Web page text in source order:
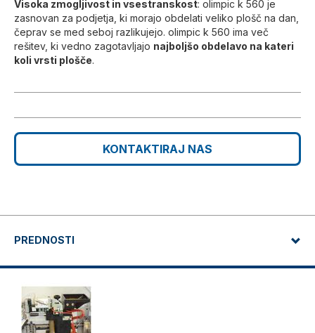
Visoka zmogljivost in vsestranskost: olimpic k 560 je
zasnovan za podjetja, ki morajo obdelati veliko plošč na dan,
čeprav se med seboj razlikujejo. olimpic k 560 ima več
rešitev, ki vedno zagotavljajo najboljšo obdelavo na kateri
koli vrsti plošče.
KONTAKTIRAJ NAS
PREDNOSTI